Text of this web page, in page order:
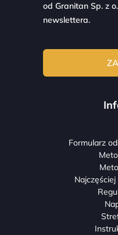
od Granitan Sp. z
newslettera.
Formularz